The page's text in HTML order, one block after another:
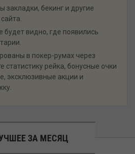
закладки, бекинг и другие
будет видно, где появились
в покер-румах через
статистику рейка, бонусные очки
эксклюзивные акции и
ЗА МЕСЯЦ